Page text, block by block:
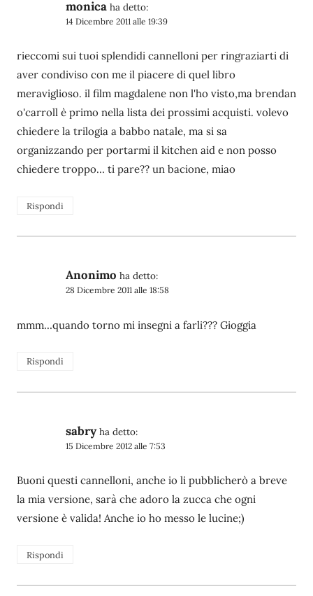
monica ha detto:
14 Dicembre 2011 alle 19:39
rieccomi sui tuoi splendidi cannelloni per ringraziarti di
aver condiviso con me il piacere di quel libro
meraviglioso. il film magdalene non l'ho visto,ma brendan
o'carroll è primo nella lista dei prossimi acquisti. volevo
chiedere la trilogia a babbo natale, ma si sa
organizzando per portarmi il kitchen aid e non posso
chiedere troppo… ti pare?? un bacione, miao
Rispondi
Anonimo ha detto:
28 Dicembre 2011 alle 18:58
mmm…quando torno mi insegni a farli??? Gioggia
Rispondi
sabry ha detto:
15 Dicembre 2012 alle 7:53
Buoni questi cannelloni, anche io li pubblicherò a breve
la mia versione, sarà che adoro la zucca che ogni
versione è valida! Anche io ho messo le lucine;)
Rispondi